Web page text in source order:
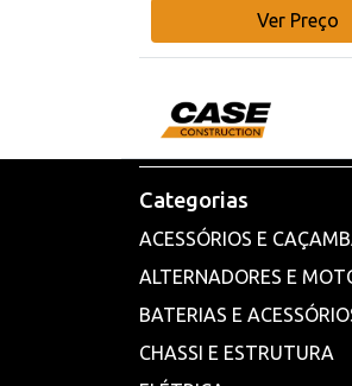
Ver Preço
Categorias
ACESSÓRIOS E
ALTERNADORES E
BATERIAS E
CHASSI E ESTRUTURA